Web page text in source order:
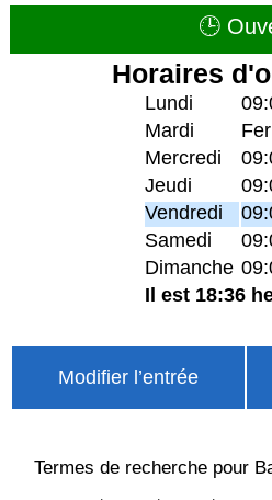
🕒
Horaires
Lundi
Mardi
Mercredi
Jeudi
Vendredi
Samedi
Dimanche
Il est 18:36
Modifier l’entrée
Termes de recherche pour